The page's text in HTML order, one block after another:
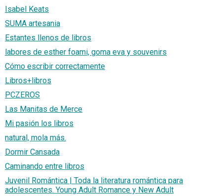
Isabel Keats
SUMA artesania
Estantes llenos de libros
labores de esther foami, goma eva y souvenirs
Cómo escribir correctamente
Libros+libros
PCZEROS
Las Manitas de Merce
Mi pasión los libros
natural, mola más.
Dormir Cansada
Caminando entre libros
Juvenil Romántica | Toda la literatura romántica para
adolescentes. Young Adult Romance y New Adult